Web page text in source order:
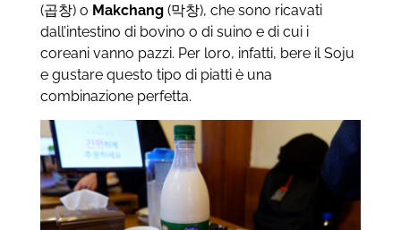
(곱창) o Makchang(막창), che sono ricavati
dall’intestino di bovino o di suino e di cui i
coreani vanno pazzi. Per loro, infatti, bere il Soju
e gustare questo tipo di piatti è una
combinazione perfetta.